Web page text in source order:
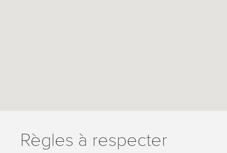
Règles à respecter